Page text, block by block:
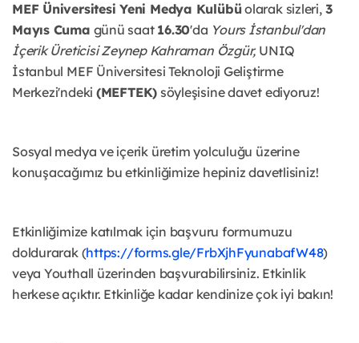
MEF Üniversitesi Yeni Medya Kulübü olarak sizleri, 3
Mayıs Cuma günü saat 16.30'da Yours İstanbul'dan
İçerik Üreticisi Zeynep Kahraman Özgür,UNIQ
İstanbul MEF Üniversitesi Teknoloji Geliştirme
Merkezi'ndeki (MEFTEK) söyleşisine davet ediyoruz!
Sosyal medya ve içerik üretim yolculuğu üzerine
konuşacağımız bu etkinliğimize hepiniz davetlisiniz!
Etkinliğimize katılmak için başvuru formumuzu
doldurarak (https://forms.gle/FrbXjhFyunabafW48)
veya Youthall üzerinden başvurabilirsiniz. Etkinlik
herkese açıktır. Etkinliğe kadar kendinize çok iyi bakın!